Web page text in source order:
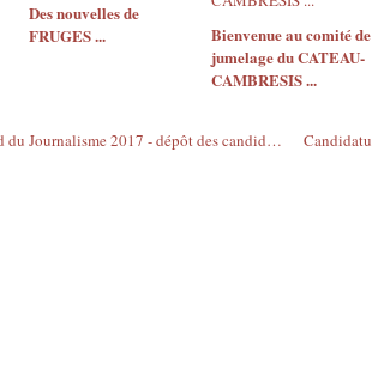
Des nouvelles de
FRUGES ...
Bienvenue au comité de
jumelage du CATEAU-
CAMBRESIS ...
Prix Franco-Allemand du Journalisme 2017 - dépôt des candidatures entre le 5 janvier et le 1er mars 2017.